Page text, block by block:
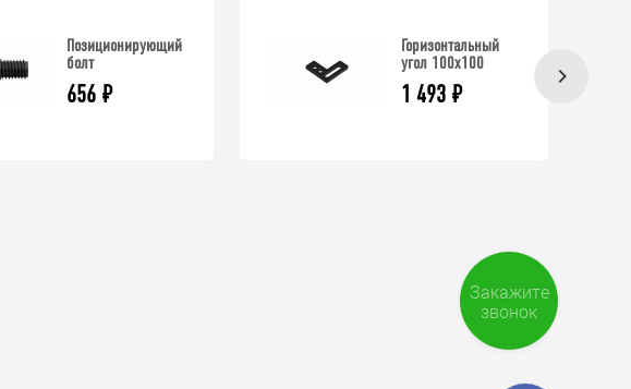
Позиционирующий
болт
656 ₽
Горизонтальный
угол 100х100
1 493 ₽
Закажите
звонок